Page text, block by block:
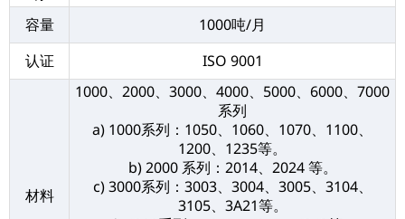
容量
1000吨/月
认证
ISO 9001
材料
1000、2000、3000、4000、5000、6000、7000
系列
a) 1000系列：1050、1060、1070、1100、
1200、1235等。
b) 2000 系列：2014、2024 等。
c) 3000系列：3003、3004、3005、3104、
3105、3A21等。